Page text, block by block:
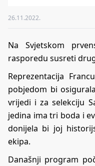
26.11.2022.
Na Svjetskom
rasporedu susreti
Reprezentacija
pobjedom bi
vrijedi i za selekciju
jedina ima tri boda i
donijela bi joj
ekipa.
Današnji program